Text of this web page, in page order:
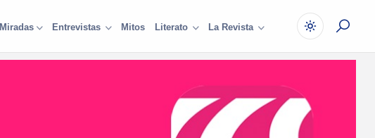
Miradas Entrevistas Mitos Literato La Revista